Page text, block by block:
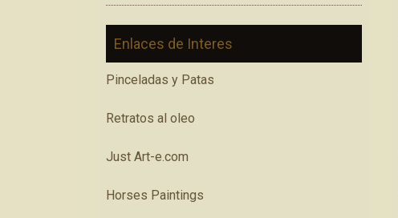
Enlaces de Interes
Pinceladas y Patas
Retratos al oleo
Just Art-e.com
Horses Paintings